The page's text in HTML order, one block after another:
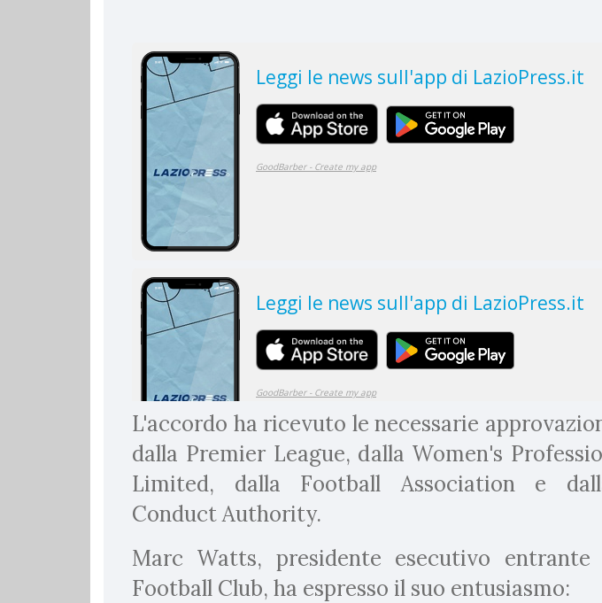
L'accordo ha ricevuto le necessarie
dalla Premier League, dalla Women's
Limited, dalla Football Association e
Conduct Authority.
Marc Watts, presidente esecutivo entrante
Football Club, ha espresso il suo entusiasmo: